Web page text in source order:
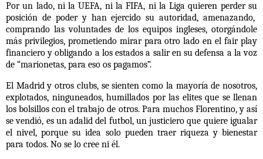
Por un lado, ni la UEFA, ni la FIFA, ni la Liga quieren perder su
posición de poder y han ejercido su autoridad, amenazando,
comprando las voluntades de los equipos ingleses, otorgándole
más privilegios, prometiendo mirar para otro lado en el fair play
financiero y obligando a los estados a salir en su defensa a la voz
de “marionetas, para eso os pagamos”.
El Madrid y otros clubs, se sienten como la mayoría de nosotros,
explotados, ninguneados, humillados por las elites que se llenan
los bolsillos con el trabajo de otros. Para muchos Florentino, y así
se vendió, es un adalid del futbol, un justiciero que quiere igualar
el nivel, porque su idea solo pueden traer riqueza y bienestar
para todos. No se lo cree ni él.